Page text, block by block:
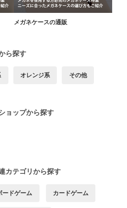
メガネケースの通販
ら探す
オレンジ系 その他
ョップから探す
カテゴリから探す
ードゲーム カードゲーム